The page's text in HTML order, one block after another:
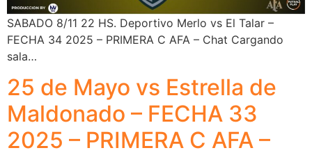
SABADO 8/11 22 HS. Deportivo Merlo vs El Talar –
FECHA 34 2025 – PRIMERA C AFA – Chat Cargando
sala…
25 de Mayo vs Estrella de
Maldonado – FECHA 33
2025 – PRIMERA C AFA –